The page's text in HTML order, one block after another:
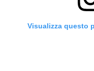
Visualizza questo